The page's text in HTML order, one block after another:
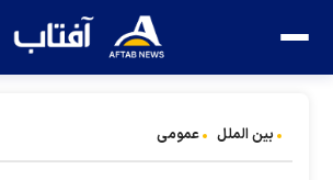
بین الملل عمومی